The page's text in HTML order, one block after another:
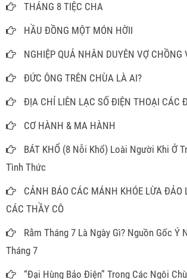
THÁNG 8 TIỆC CHA
HẦU ĐỒNG MỘT MÓN HỜII
NGHIỆP QUẢ NHÂN DUYÊN VỢ CHỒNG
ĐỨC ÔNG TRÊN CHÙA LÀ AI?
ĐỊA CHỈ LIÊN LẠC SỐ ĐIỆN THOẠI CÁC
CƠ HÀNH & MA HÀNH
BÁT KHỔ (8 Nỗi Khổ) Loài Người Khi Ở
Tình Thức
CẢNH BÁO CÁC MÁNH KHÓE LỪA ĐẢO
CÁC THẦY CÔ
Rằm Tháng 7 Là Ngày Gì? Nguồn Gốc Ý
Tháng 7
“Đại Hùng Bảo Điện” Trong Các Ngôi